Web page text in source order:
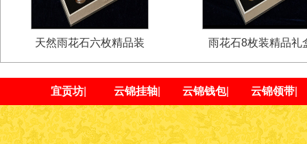
天然雨花石六枚精品装 雨花石8枚装精品礼
宜贡坊 云锦挂轴 云锦钱包| 云锦领带